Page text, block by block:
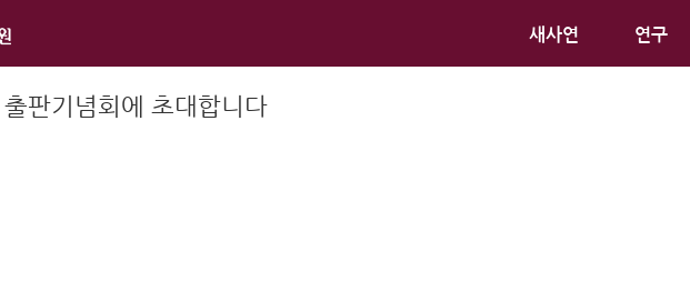
새사연 연구
판기념회에 초대합니다